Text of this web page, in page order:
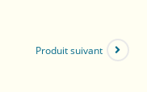
Produit suivant